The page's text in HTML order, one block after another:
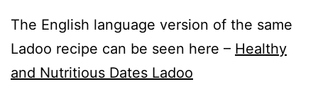
The English language version of the same
Ladoo recipe can be seen here – Healthy
and Nutritious Dates Ladoo